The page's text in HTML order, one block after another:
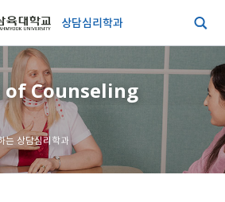
상담심리학과
Counseling
는 상담심리학과